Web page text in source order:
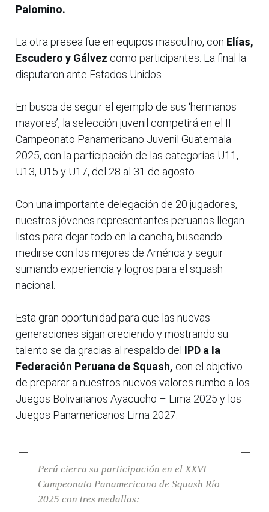
Palomino.
La otra presea fue en equipos masculino, con Elías,
Escudero y Gálvez como participantes. La final la
disputaron ante Estados Unidos.
En busca de seguir el ejemplo de sus ‘hermanos
mayores’, la selección juvenil competirá en el II
Campeonato Panamericano Juvenil Guatemala
2025, con la participación de las categorías U11,
U13, U15 y U17, del 28 al 31 de agosto.
Con una importante delegación de 20 jugadores,
nuestros jóvenes representantes peruanos llegan
listos para dejar todo en la cancha, buscando
medirse con los mejores de América y seguir
sumando experiencia y logros para el squash
nacional.
Esta gran oportunidad para que las nuevas
generaciones sigan creciendo y mostrando su
talento se da gracias al respaldo del IPD a la
Federación Peruana de Squash, con el objetivo
de preparar a nuestros nuevos valores rumbo a los
Juegos Bolivarianos Ayacucho – Lima 2025 y los
Juegos Panamericanos Lima 2027.
Perú cierra su participación en el XXVI
Campeonato Panamericano de Squash Río
2025 con tres medallas: